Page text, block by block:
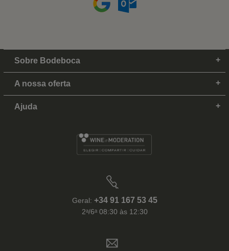
Sobre Bodeboca
A nossa oferta
Ajuda
Geral: +34 91 167 53 45
2ᵃ/6ᵃ 08:30 às 12:30